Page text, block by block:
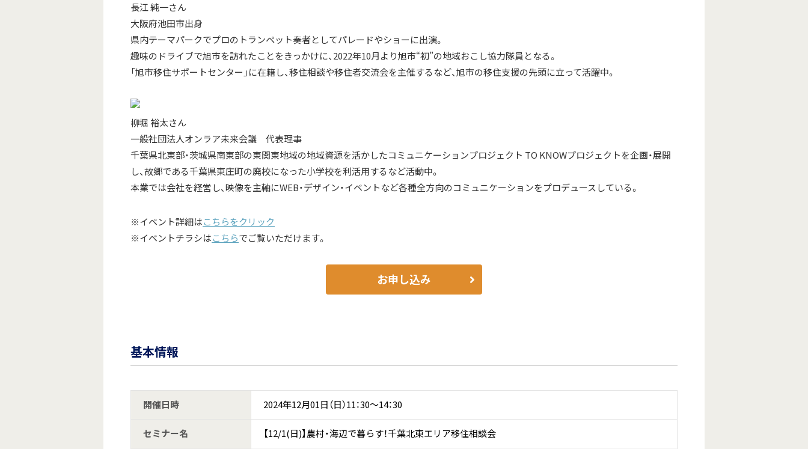
長江 純一さん
大阪府池田市出身
県内テーマパークでプロのトランペット奏者としてパレードやショーに出演。
趣味のドライブで旭市を訪れたことをきっかけに、2022年10月より旭市“初”の地域おこし協力隊員となる。
「旭市移住サポートセンター」に在籍し、移住相談や移住者交流会を主催するなど、旭市の移住支援の先頭に立って活躍中。
柳堀 裕太さん
一般社団法人オンラア未来会議 代表理事
千葉県北東部・茨城県南東部の東関東地域の地域資源を活かしたコミュニケーションプロジェクト TO KNOWプロジェクトを企画・展開
し、故郷である千葉県東庄町の廃校になった小学校を利活用するなど活動中。
本業では会社を経営し、映像を主軸にWEB・デザイン・イベントなど各種全方向のコミュニケーションをプロデュースしている。
※イベント詳細はこちらをクリック
※イベントチラシはこちらでご覧いただけます。
お申し込み
基本情報
開催日時 2024年12月01日（日）11：30～14：30
セミナー名 【12/1(日)】農村・海辺で暮らす！千葉北東エリア移住相談会